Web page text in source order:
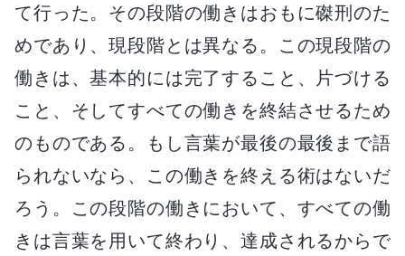
て行った。その段階の働きはおもに磔刑のた
めであり、現段階とは異なる。この現段階の
働きは、基本的には完了すること、片づける
こと、そしてすべての働きを終結させるため
のものである。もし言葉が最後の最後まで語
られないなら、この働きを終える術はないだ
ろう。この段階の働きにおいて、すべての働
きは言葉を用いて終わり、達成されるからで